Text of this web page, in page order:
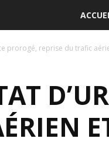
prorogé, reprise du trafic